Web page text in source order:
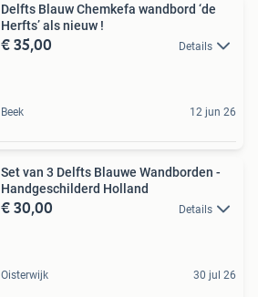
Delfts Blauw Chemkefa wandbord ‘de
Herfts’ als nieuw !
€ 35,00 Details
Beek 12 jun 26
Set van 3 Delfts Blauwe Wandborden -
Handgeschilderd Holland
€ 30,00 Details
Oisterwijk 30 jul 26